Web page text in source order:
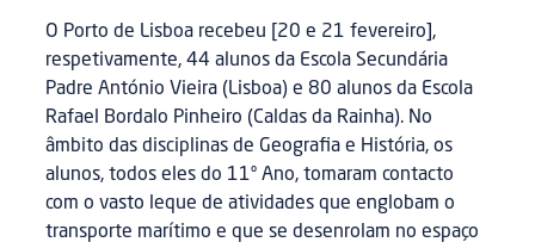
O Porto de Lisboa recebeu [20 e 21 fevereiro],
respetivamente, 44 alunos da Escola Secundária
Padre António Vieira (Lisboa) e 80 alunos da Escola
Rafael Bordalo Pinheiro (Caldas da Rainha). No
âmbito das disciplinas de Geografia e História, os
alunos, todos eles do 11º Ano, tomaram contacto
com o vasto leque de atividades que englobam o
transporte marítimo e que se desenrolam no espaço